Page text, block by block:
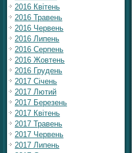
2016 Квітень
2016 Травень
2016 Червень
2016 Липень
2016 Серпень
2016 Жовтень
2016 Грудень
2017 Січень
2017 Лютий
2017 Березень
2017 Квітень
2017 Травень
2017 Червень
2017 Липень